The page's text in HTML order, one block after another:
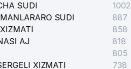
SUDI
1002
SUDI
887
858
AJ
818
805
XIZMATI 738